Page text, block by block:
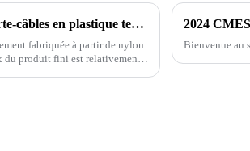
Comment identifier la qualité d'une chaîne porte-câbles en plastique technique
fabriquée à partir de nylon
du produit fini est relativement
2024
Bienvenue au